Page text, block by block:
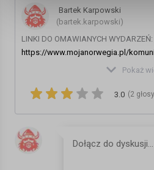
Bartek Karpowski
(bartek.karpowski)
LINKI DO OMAWIANYCH WYDARZEŃ:
https://www.mojanorwegia.pl/
gmina-rozdaje-pieniadze-wystarczy-
https://www.mojanorwegia.pl/
https://www.mojanorwegia.pl/
https://www.lydenavnorge.no/p4/
Pokaż
(2
3.0